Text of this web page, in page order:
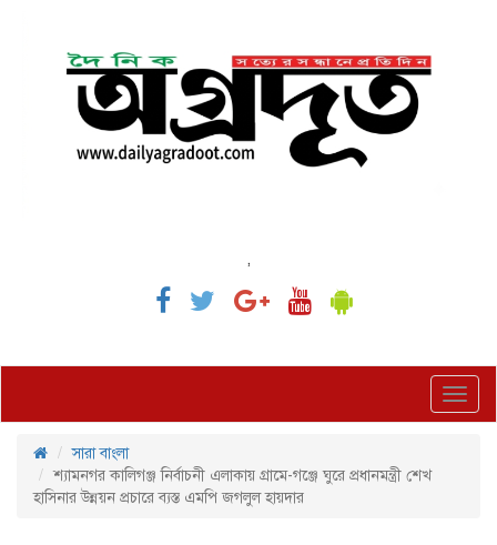
,
সারা বাংলা
শ্যামনগর কালিগঞ্জ নির্বাচনী এলাকায় গ্রামে-গঞ্জে ঘুরে প্রধানমন্ত্রী শেখ
হাসিনার উন্নয়ন প্রচারে ব্যস্ত এমপি জগলুল হায়দার